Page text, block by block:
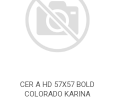
CER A HD 57X57 BOLD
COLORADO KARINA